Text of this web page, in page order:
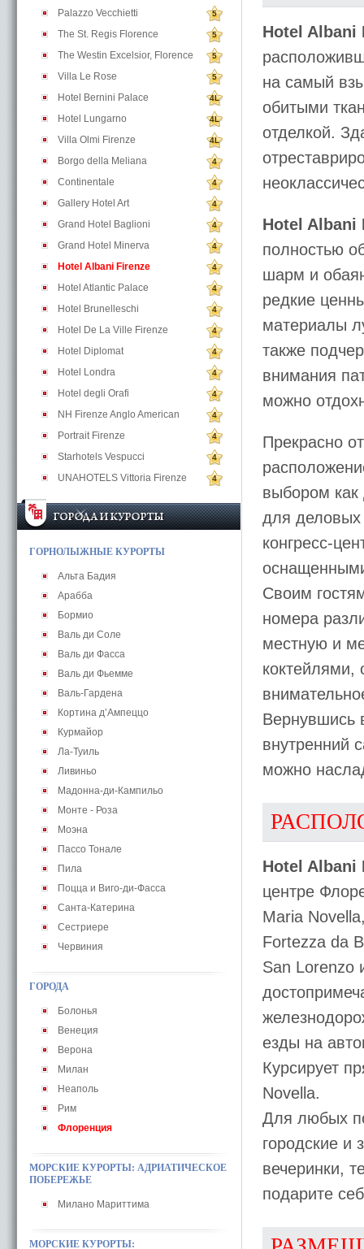
Palazzo Vecchietti 5
The St. Regis Florence 5
The Westin Excelsior, Florence 5
Villa Le Rose 5
Hotel Bernini Palace 4L
Hotel Lungarno 4L
Villa Olmi Firenze 4L
Borgo della Meliana 4
Continentale 4
Gallery Hotel Art 4
Grand Hotel Baglioni 4
Grand Hotel Minerva 4
Hotel Albani Firenze 4
Hotel Atlantic Palace 4
Hotel Brunelleschi 4
Hotel De La Ville Firenze 4
Hotel Diplomat 4
Hotel Londra 4
Hotel degli Orafi 4
NH Firenze Anglo American 4
Portrait Firenze 4
Starhotels Vespucci 4
UNAHOTELS Vittoria Firenze 4
ГОРНОЛЫЖНЫЕ КУРОРТЫ
Альта Бадия
Арабба
Бормио
Валь ди Соле
Валь ди Фасса
Валь ди Фьемме
Валь-Гардена
Кортина д’Ампеццо
Курмайор
Ла-Туиль
Ливиньо
Мадонна-ди-Кампильо
Монте - Роза
Моэна
Пассо Тонале
Пила
Поцца и Виго-ди-Фасса
Санта-Катерина
Сестриере
Червиния
ГОРОДА
Болонья
Венеция
Верона
Милан
Неаполь
Рим
Флоренция
МОРСКИЕ КУРОРТЫ: АДРИАТИЧЕСКОЕ
ПОБЕРЕЖЬЕ
Милано Мариттима
МОРСКИЕ КУРОРТЫ:
Hotel Albani
на самый
обитыми
отделкой.
Hotel Albani
полностью
шарм и
редкие
материалы
также
внимания
можно
Прекрасно
выбором как
для деловых
конгресс-
Своим
номера
местную и
коктейлями,
Вернувшись
внутренний
можно
Hotel Albani
центре
Maria
Fortezza da
San Lorenzo
езды на
Курсирует
Novella.
Для любых
городские и
вечеринки,
подарите